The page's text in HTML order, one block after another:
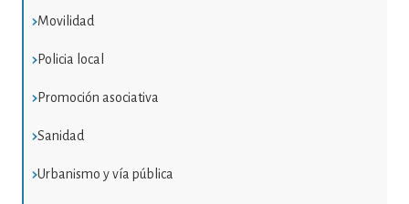
Movilidad
Policia local
Promoción asociativa
Sanidad
Urbanismo y vía pública